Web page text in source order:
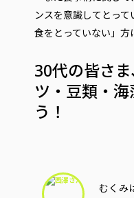
ンスを意識してとっ
食をとっていない」方
30代の皆さ
ツ・豆類・
う！
むくみ